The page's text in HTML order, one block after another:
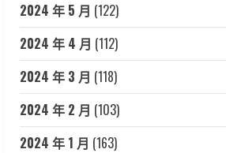
2024 年 5 月 (122)
2024 年 4 月 (112)
2024 年 3 月 (118)
2024 年 2 月 (103)
2024 年 1 月 (163)